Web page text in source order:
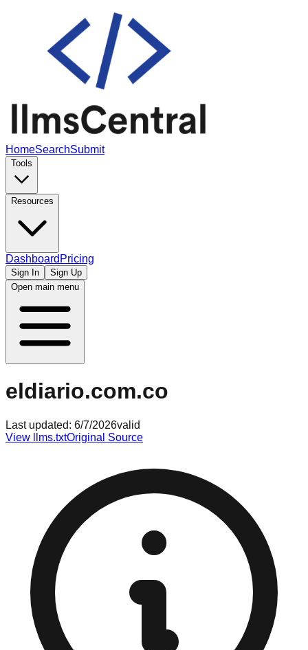
HomeSearchSubmit
Tools
Resources
Dashboard Pricing
Sign In
Sign Up
Open main menu
eldiario.com.co
Last updated: 6/7/2026valid
View llms.txtOriginal Source